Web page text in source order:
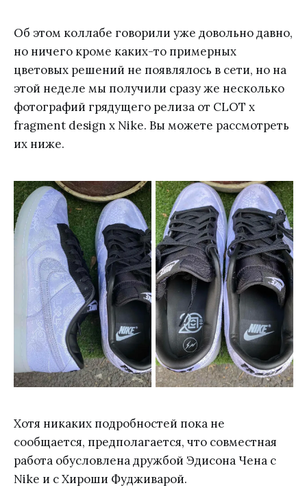
Об этом коллабе говорили уже довольно давно,
но ничего кроме каких-то примерных
цветовых решений не появлялось в сети, но на
этой неделе мы получили сразу же несколько
фотографий грядущего релиза от CLOT x
fragment design x Nike. Вы можете рассмотреть
их ниже.
Хотя никаких подробностей пока не
сообщается, предполагается, что совместная
работа обусловлена дружбой Эдисона Чена с
Nike и с Хироши Фудживарой.